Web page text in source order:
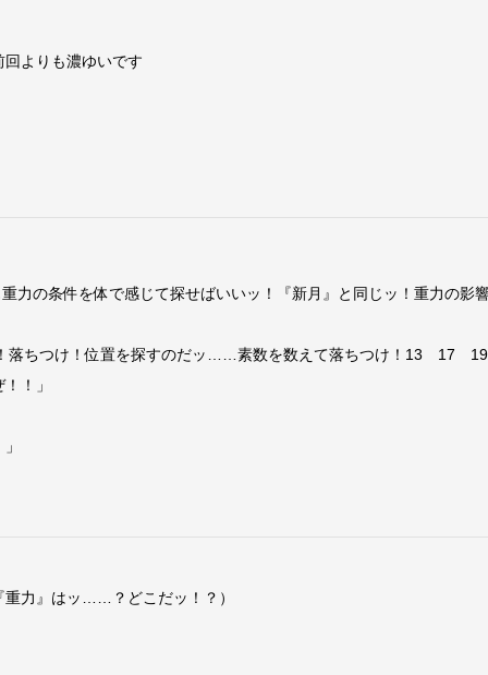
回よりも濃ゆいです
の条件を体で感じて探せばいいッ！『新月』と同じッ！重力の影響
落ちつけ！位置を探すのだッ……素数を数えて落ちつけ！13 17 19
！」
力』はッ……？どこだッ！？）